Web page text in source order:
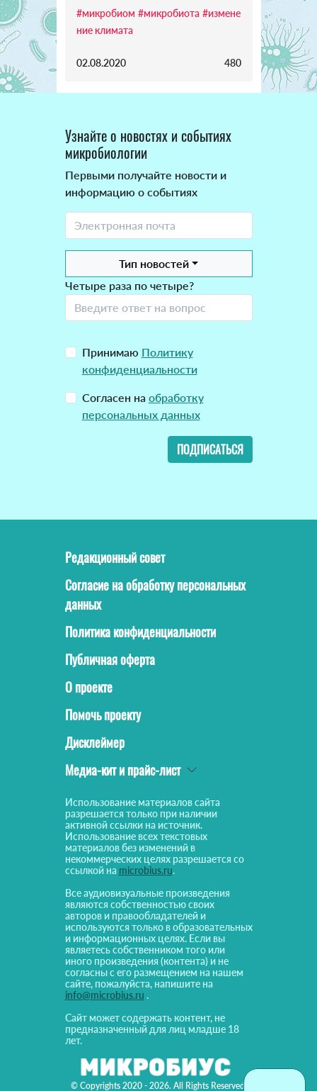
#микробиом #микробиота #измене
ние климата
02.08.2020 480
Узнайте о новостях и событиях
микробиологии
Первыми получайте новости и
информацию о событиях
Тип новостей
Четыре раза по четыре?
Принимаю Политику
конфиденциальности
Согласен на обработку
персональных данных
ПОДПИСАТЬСЯ
© Copyrights 2020 - 2026. All Rights Reserved!
Редакционный совет
Согласие на обработку персональных
данных
Политика конфиденциальности
Публичная оферта
О проекте
Помочь проекту
Дисклеймер
Медиа-кит и прайс-лист
Использование материалов сайта
разрешается только при наличии
активной ссылки на источник.
Использование всех текстовых
материалов без изменений в
некоммерческих целях разрешается со
ссылкой на microbius.ru.
Все аудиовизуальные произведения
являются собственностью своих
авторов и правообладателей и
используются только в образовательных
и информационных целях. Если вы
являетесь собственником того или
иного произведения (контента) и не
согласны с его размещением на нашем
сайте, пожалуйста, напишите на
info@microbius.ru .
Сайт может содержать контент, не
предназначенный для лиц младше 18
лет.